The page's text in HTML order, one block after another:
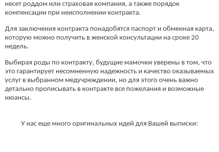
несет роддом или страховая компания, а также порядок
компенсации при неисполнении контракта.
Для заключения контракта понадобятся паспорт и обменная карта,
которую можно получить в женской консультации на сроке 20
недель.
Выбирая роды по контракту, будущие мамочки уверены в том, что
это гарантирует несомненную надежность и качество оказываемых
услуг в выбранном медучреждении, но для этого очень важно
детально прописывать в контракте все пожелания и возможные
нюансы.
У нас еще много оригинальных идей для Вашей выписки: